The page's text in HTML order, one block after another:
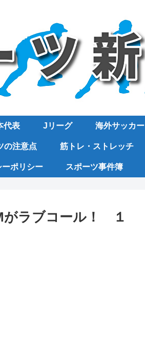
代表 Jリーグ 海外サッカー
の注意点 筋トレ・ストレッチ
ポリシー スポーツ事件簿
がラブコール！ １